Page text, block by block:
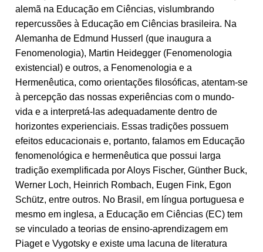
alemã na Educação em Ciências, vislumbrando
repercussões à Educação em Ciências brasileira. Na
Alemanha de Edmund Husserl (que inaugura a
Fenomenologia), Martin Heidegger (Fenomenologia
existencial) e outros, a Fenomenologia e a
Hermenêutica, como orientações filosóficas, atentam-se
à percepção das nossas experiências com o mundo-
vida e a interpretá-las adequadamente dentro de
horizontes experienciais. Essas tradições possuem
efeitos educacionais e, portanto, falamos em Educação
fenomenológica e hermenêutica que possui larga
tradição exemplificada por Aloys Fischer, Günther Buck,
Werner Loch, Heinrich Rombach, Eugen Fink, Egon
Schütz, entre outros. No Brasil, em língua portuguesa e
mesmo em inglesa, a Educação em Ciências (EC) tem
se vinculado a teorias de ensino-aprendizagem em
Piaget e Vygotsky e existe uma lacuna de literatura